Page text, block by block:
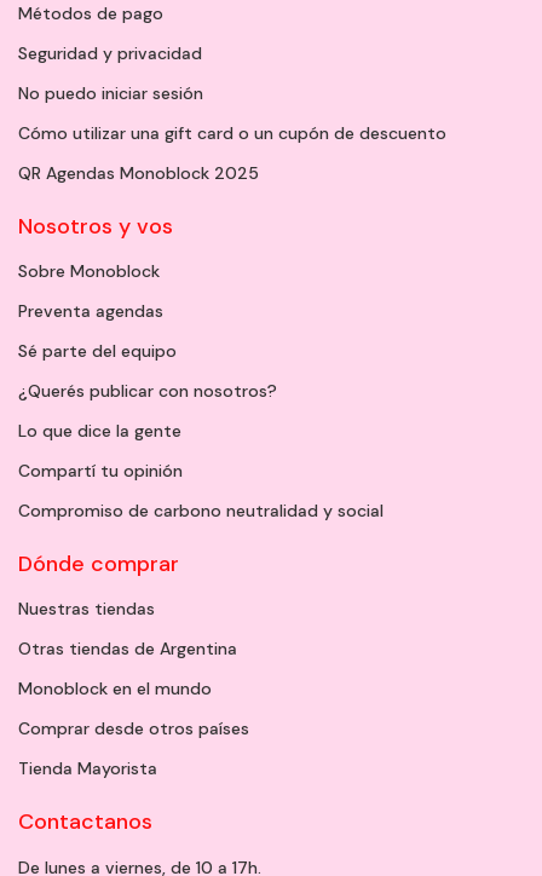
Métodos de pago
Seguridad y privacidad
No puedo iniciar sesión
Cómo utilizar una gift card o un cupón de descuento
QR Agendas Monoblock 2025
Nosotros y vos
Sobre Monoblock
Preventa agendas
Sé parte del equipo
¿Querés publicar con nosotros?
Lo que dice la gente
Compartí tu opinión
Compromiso de carbono neutralidad y social
Dónde comprar
Nuestras tiendas
Otras tiendas de Argentina
Monoblock en el mundo
Comprar desde otros países
Tienda Mayorista
Contactanos
De lunes a viernes, de 10 a 17h.